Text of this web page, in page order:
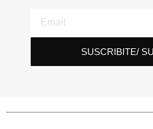
SUSCRIBITE/